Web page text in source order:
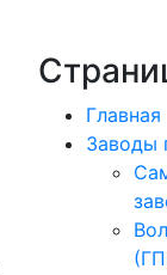
Главная
Заводы